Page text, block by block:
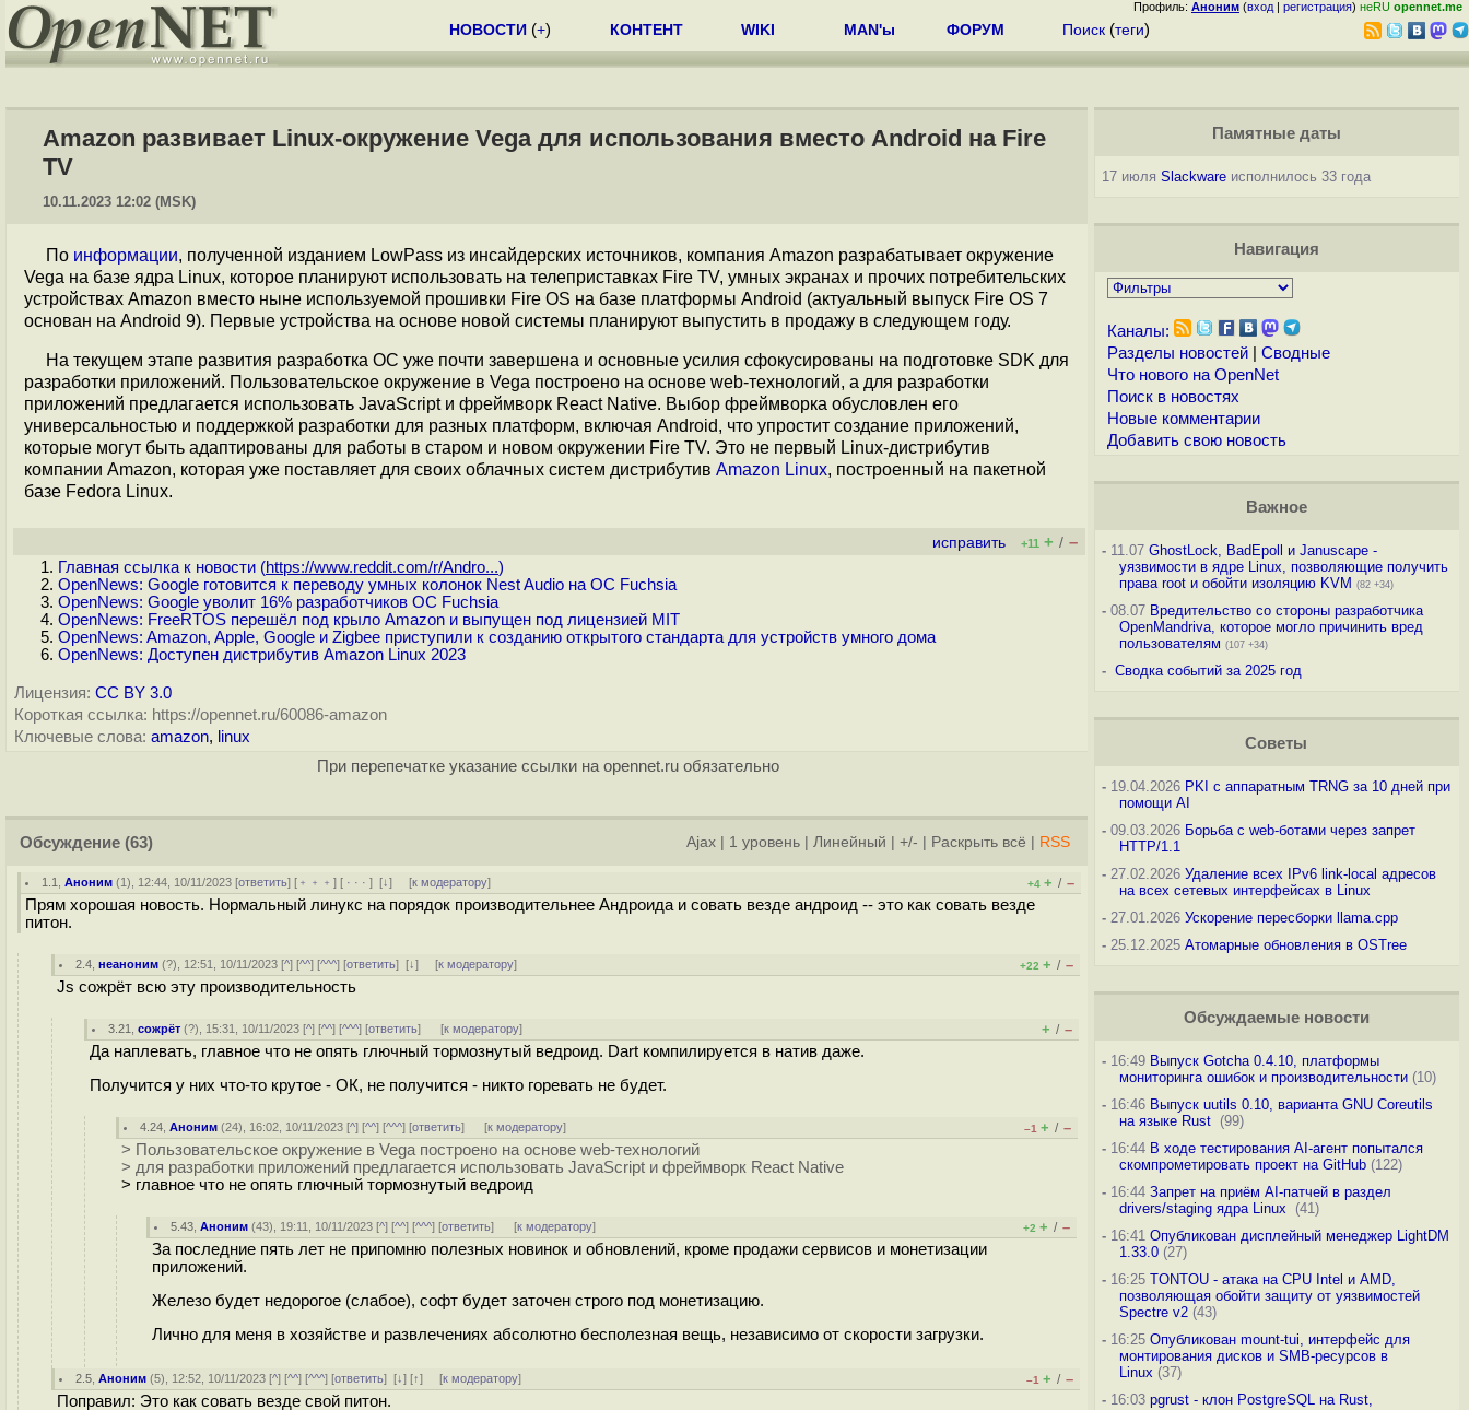
Профиль: Аноним (вход | регистрация) неRU opennet.me
НОВОСТИ (+) КОНТЕНТ WIKI MAN'ы ФОРУМ Поиск (теги)
Amazon развивает Linux-окружение Vega для использования вместо Android на Fire
TV
10.11.2023 12:02 (MSK)
По информации, полученной изданием LowPass из инсайдерских источников, компания Amazon разрабатывает окружение
Vega на базе ядра Linux, которое планируют использовать на телеприставках Fire TV, умных экранах и прочих потребительских
устройствах Amazon вместо ныне используемой прошивки Fire OS на базе платформы Android (актуальный выпуск Fire OS 7
основан на Android 9). Первые устройства на основе новой системы планируют выпустить в продажу в следующем году.
На текущем этапе развития разработка ОС уже почти завершена и основные усилия сфокусированы на подготовке SDK для
разработки приложений. Пользовательское окружение в Vega построено на основе web-технологий, а для разработки
приложений предлагается использовать JavaScript и фреймворк React Native. Выбор фреймворка обусловлен его
универсальностью и поддержкой разработки для разных платформ, включая Android, что упростит создание приложений,
которые могут быть адаптированы для работы в старом и новом окружении Fire TV. Это не первый Linux-дистрибутив
компании Amazon, которая уже поставляет для своих облачных систем дистрибутив Amazon Linux, построенный на пакетной
базе Fedora Linux.
исправить +11 + / –
Главная ссылка к новости (https://www.reddit.com/r/Andro...)
OpenNews: Google готовится к переводу умных колонок Nest Audio на ОС Fuchsia
OpenNews: Google уволит 16% разработчиков ОС Fuchsia
OpenNews: FreeRTOS перешёл под крыло Amazon и выпущен под лицензией MIT
OpenNews: Amazon, Apple, Google и Zigbee приступили к созданию открытого стандарта для устройств умного дома
OpenNews: Доступен дистрибутив Amazon Linux 2023
Лицензия: CC BY 3.0
Короткая ссылка: https://opennet.ru/60086-amazon
Ключевые слова: amazon, linux
При перепечатке указание ссылки на opennet.ru обязательно
Обсуждение (63) Ajax 1 уровень Линейный +/- Раскрыть всё RSS
1.1 ,Аноним (1), 12:44, 10/11/2023 [ответить] [ ﹢﹢﹢] [ · · ·][↓] [к модератору] +4 + / –
Прям хорошая новость. Нормальный линукс на порядок производительнее Андроида и совать везде андроид -- это как совать везде
питон.
2.4 ,неаноним (?), 12:51, 10/11/2023 [^] [^^] [^^^] [ответить][↓] [к модератору] +22 + / –
Js сожрёт всю эту производительность
3.21 ,сожрёт (?), 15:31, 10/11/2023 [^] [^^] [^^^] [ответить] [к модератору] + / –
Да наплевать, главное что не опять глючный тормознутый ведроид. Dart компилируется в натив даже.
Получится у них что-то крутое - ОК, не получится - никто горевать не будет.
4.24 ,Аноним (24), 16:02, 10/11/2023 [^] [^^] [^^^] [ответить] [к модератору] –1 + / –
> Пользовательское окружение в Vega построено на основе web-технологий
> для разработки приложений предлагается использовать JavaScript и фреймворк React Native
> главное что не опять глючный тормознутый ведроид
5.43 ,Аноним (43), 19:11, 10/11/2023 [^] [^^] [^^^] [ответить] [к модератору] +2 + / –
За последние пять лет не припомню полезных новинок и обновлений, кроме продажи сервисов и монетизации
приложений.
Железо будет недорогое (слабое), софт будет заточен строго под монетизацию.
Лично для меня в хозяйстве и развлечениях абсолютно бесполезная вещь, независимо от скорости загрузки.
2.5 ,Аноним (5), 12:52, 10/11/2023 [^] [^^] [^^^] [ответить][↓] [↑] [к модератору] –1 + / –
Поправил: Это как совать везде свой питон.
Памятные даты
17 июля Slackwareисполнилось 33 года
Навигация
Каналы:
Разделы новостей| Сводные
Что нового на OpenNet
Поиск в новостях
Новые комментарии
Добавить свою новость
Важное
-11.07 GhostLock, BadEpoll и Januscape -
уязвимости в ядре Linux, позволяющие получить
права root и обойти изоляцию KVM (82 +34)
-08.07 Вредительство со стороны разработчика
OpenMandriva, которое могло причинить вред
пользователям (107 +34)
- Сводка событий за 2025 год
Советы
-19.04.2026 PKI с аппаратным TRNG за 10 дней при
помощи AI
-09.03.2026 Борьба с web-ботами через запрет
HTTP/1.1
-27.02.2026 Удаление всех IPv6 link-local адресов
на всех сетевых интерфейсах в Linux
-27.01.2026 Ускорение пересборки llama.cpp
-25.12.2025 Атомарные обновления в OSTree
Обсуждаемые новости
-16:49 Выпуск Gotcha 0.4.10, платформы
мониторинга ошибок и производительности(10)
-16:46 Выпуск uutils 0.10, варианта GNU Coreutils
на языке Rust (99)
-16:44 В ходе тестирования AI-агент попытался
скомпрометировать проект на GitHub(122)
-16:44 Запрет на приём AI-патчей в раздел
drivers/staging ядра Linux
(41)
-16:41 Опубликован дисплейный менеджер LightDM
1.33.0(27)
-16:25 TONTOU - атака на CPU Intel и AMD,
позволяющая обойти защиту от уязвимостей
Spectre v2(43)
-16:25 Опубликован mount-tui, интерфейс для
монтирования дисков и SMB-ресурсов в
Linux (37)
-16:03 pgrust - клон PostgreSQL на Rust,